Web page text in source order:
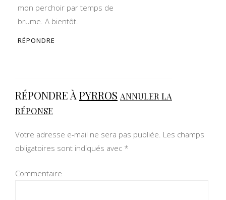
mon perchoir par temps de
brume. A bientôt.
RÉPONDRE
RÉPONDRE À PYRROS ANNULER LA
RÉPONSE
Votre adresse e-mail ne sera pas publiée. Les champs
obligatoires sont indiqués avec *
Commentaire